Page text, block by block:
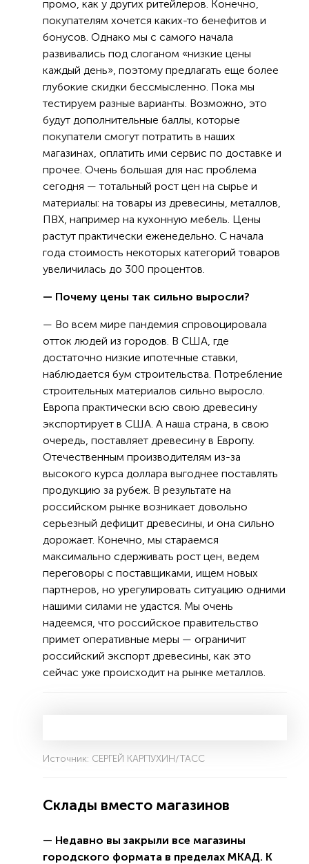
промо, как у других ритейлеров. Конечно,
покупателям хочется каких-то бенефитов и
бонусов. Однако мы с самого начала
развивались под слоганом «низкие цены
каждый день», поэтому предлагать еще более
глубокие скидки бессмысленно. Пока мы
тестируем разные варианты. Возможно, это
будут дополнительные баллы, которые
покупатели смогут потратить в наших
магазинах, оплатить ими сервис по доставке и
прочее. Очень большая для нас проблема
сегодня — тотальный рост цен на сырье и
материалы: на товары из древесины, металлов,
ПВХ, например на кухонную мебель. Цены
растут практически еженедельно. С начала
года стоимость некоторых категорий товаров
увеличилась до 300 процентов.
— Почему цены так сильно выросли?
— Во всем мире пандемия спровоцировала
отток людей из городов. В США, где
достаточно низкие ипотечные ставки,
наблюдается бум строительства. Потребление
строительных материалов сильно выросло.
Европа практически всю свою древесину
экспортирует в США. А наша страна, в свою
очередь, поставляет древесину в Европу.
Отечественным производителям из-за
высокого курса доллара выгоднее поставлять
продукцию за рубеж. В результате на
российском рынке возникает довольно
серьезный дефицит древесины, и она сильно
дорожает. Конечно, мы стараемся
максимально сдерживать рост цен, ведем
переговоры с поставщиками, ищем новых
партнеров, но урегулировать ситуацию одними
нашими силами не удастся. Мы очень
надеемся, что российское правительство
примет оперативные меры — ограничит
российский экспорт древесины, как это
сейчас уже происходит на рынке металлов.
Источник: СЕРГЕЙ КАРПУХИН/ТАСС
Склады вместо магазинов
— Недавно вы закрыли все магазины
городского формата в пределах МКАД. К